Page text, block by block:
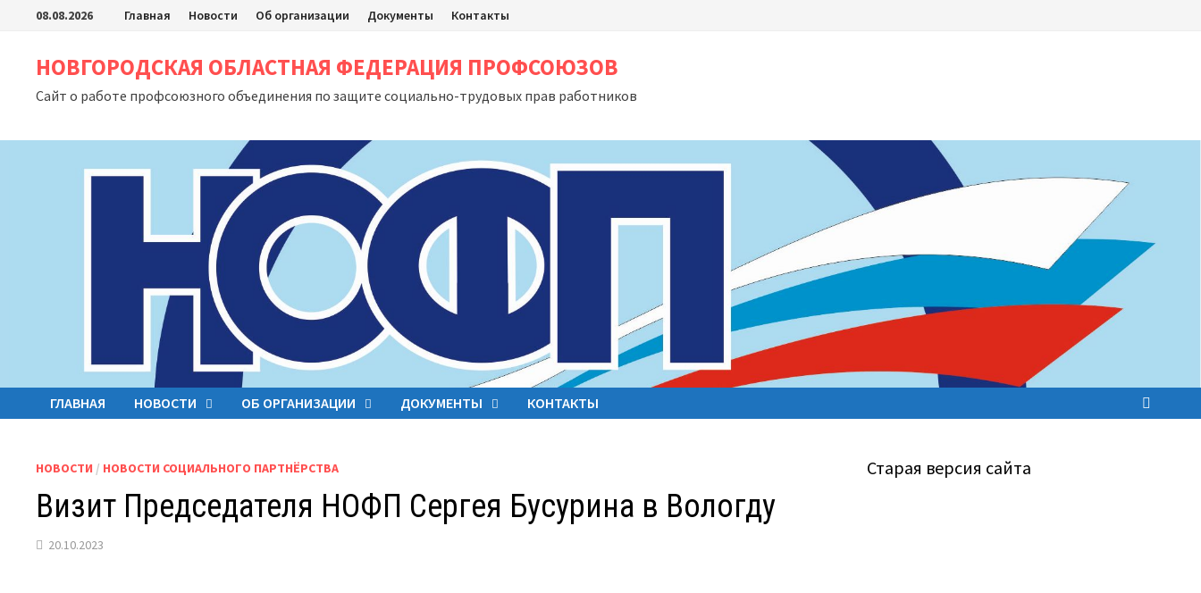
Перейти
содержимому
08.08.2026 Главная Новости Об организации Документы Контакты
НОВГОРОДСКАЯ ОБЛАСТНАЯ ФЕДЕРАЦИЯ ПРОФСОЮЗОВ
Сайт о работе профсоюзного объединения по защите социально-трудовых прав работников
ГЛАВНАЯ НОВОСТИ ОБ ОРГАНИЗАЦИИ ДОКУМЕНТЫ КОНТАКТЫ
НОВОСТИ / НОВОСТИ СОЦИАЛЬНОГО ПАРТНЁРСТВА
Визит Председателя НОФП Сергея Бусурина в Вологду
20.10.2023
Старая версия сайта